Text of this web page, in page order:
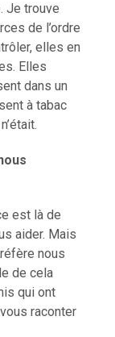
Je trouve
de l’ordre
elles en
Elles
dans un
à tabac
est là de
aider. Mais
nous
de cela
qui ont
raconter